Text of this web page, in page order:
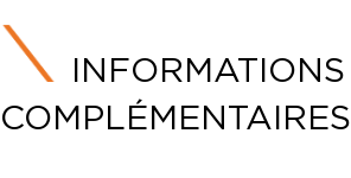
INFORMATIONS
COMPLÉMENTAIRES